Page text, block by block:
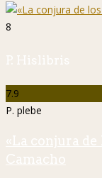
8
P. Hislibris
7.9
P. plebe
«La conjura
Camacho